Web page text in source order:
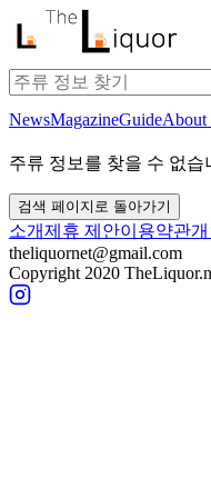
NewsMagazineGuideAbout
주류 정보를 찾을 수 없습
검색 페이지로 돌아가기
소개제휴 제안이용약관
theliquornet@gmail.com
Copyright 2020